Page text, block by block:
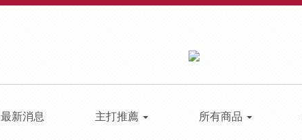
最新消息 主打推薦 所有商品